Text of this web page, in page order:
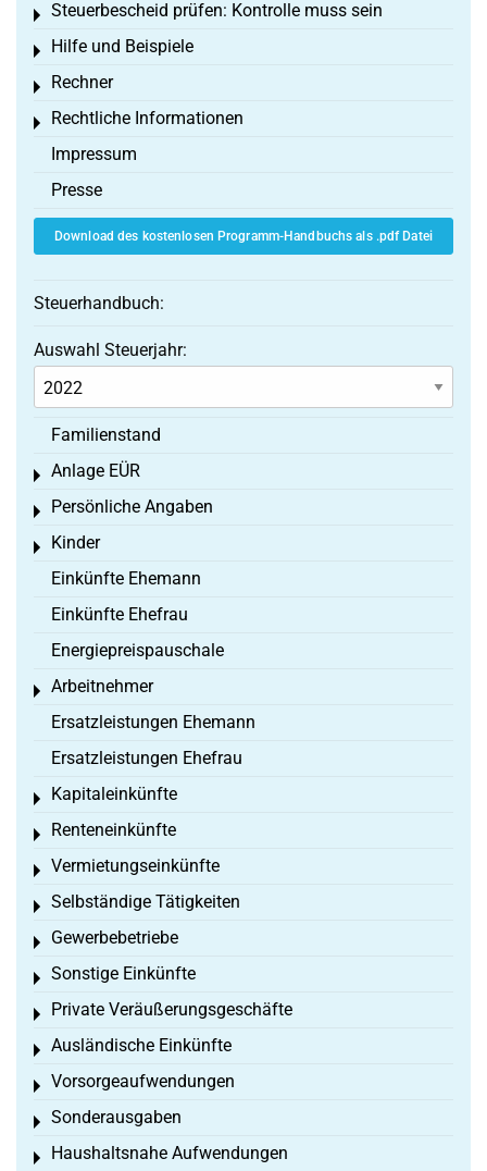
Steuerbescheid prüfen: Kontrolle muss sein
Toggle menu
Hilfe und Beispiele
Toggle menu
Rechner
Toggle menu
Rechtliche Informationen
Toggle menu
Impressum
Presse
Download des kostenlosen Programm-Handbuchs als .pdf Datei
Steuerhandbuch:
Auswahl Steuerjahr:
Familienstand
Anlage EÜR
Toggle menu
Persönliche Angaben
Toggle menu
Kinder
Toggle menu
Einkünfte Ehemann
Einkünfte Ehefrau
Energiepreispauschale
Arbeitnehmer
Toggle menu
Ersatzleistungen Ehemann
Ersatzleistungen Ehefrau
Kapitaleinkünfte
Toggle menu
Renteneinkünfte
Toggle menu
Vermietungseinkünfte
Toggle menu
Selbständige Tätigkeiten
Toggle menu
Gewerbebetriebe
Toggle menu
Sonstige Einkünfte
Toggle menu
Private Veräußerungsgeschäfte
Toggle menu
Ausländische Einkünfte
Toggle menu
Vorsorgeaufwendungen
Toggle menu
Sonderausgaben
Toggle menu
Haushaltsnahe Aufwendungen
Toggle menu